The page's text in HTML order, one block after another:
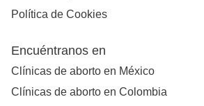
Política de Cookies
Encuéntranos en
Clínicas de aborto en México
Clínicas de aborto en Colombia